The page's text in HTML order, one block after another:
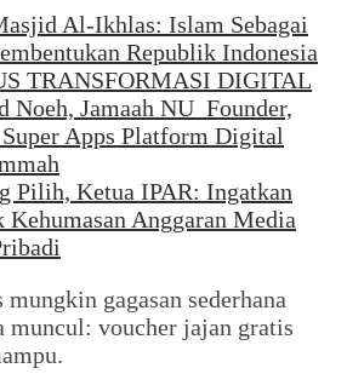
Al-Ikhlas: Islam Sebagai
Republik Indonesia
TRANSFORMASI DIGITAL
Noeh, Jamaah NU_Founder,
Apps Platform Digital
Pilih, Ketua IPAR: Ingatkan
Kehumasan Anggaran Media
gagasan sederhana
muncul: voucher jajan gratis